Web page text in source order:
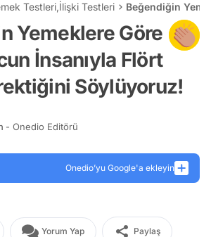
Testleri,İlişki Testleri Beğendiğin
Yemeklere Göre
İnsanıyla Flört
Söylüyoruz!
- Onedio Editörü
Onedio’yu Google'a ekleyin
Yorum Yap Paylaş